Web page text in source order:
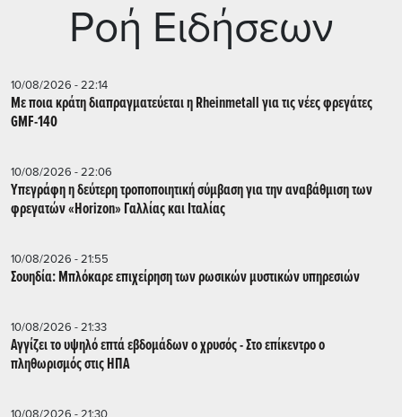
Ρoή Ειδήσεων
10/08/2026 - 22:14
Με ποια κράτη διαπραγματεύεται η Rheinmetall για τις νέες φρεγάτες
GMF-140
10/08/2026 - 22:06
Υπεγράφη η δεύτερη τροποποιητική σύμβαση για την αναβάθμιση των
φρεγατών «Horizon» Γαλλίας και Ιταλίας
10/08/2026 - 21:55
Σουηδία: Μπλόκαρε επιχείρηση των ρωσικών μυστικών υπηρεσιών
10/08/2026 - 21:33
Αγγίζει το υψηλό επτά εβδομάδων ο χρυσός - Στο επίκεντρο ο
πληθωρισμός στις ΗΠΑ
10/08/2026 - 21:30